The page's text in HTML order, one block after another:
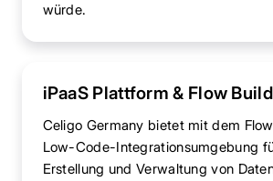
würde.
iPaaS Plattform & Flow
Celigo Germany bietet mit dem
Low-Code-Integrationsumgebung
Erstellung und Verwaltung von